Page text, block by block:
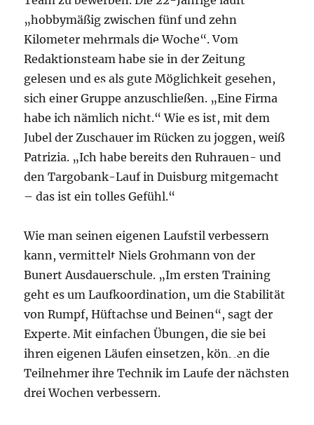
„hobbymäßig zwischen fünf und zehn
Kilometer mehrmals die Woche“. Vom
Redaktionsteam habe sie in der Zeitung
gelesen und es als gute Möglichkeit gesehen,
sich einer Gruppe anzuschließen. „Eine Firma
habe ich nämlich nicht.“ Wie es ist, mit dem
Jubel der Zuschauer im Rücken zu joggen, weiß
Patrizia. „Ich habe bereits den Ruhrauen- und
den Targobank-Lauf in Duisburg mitgemacht
– das ist ein tolles Gefühl.“
Wie man seinen eigenen Laufstil verbessern
kann, vermittelt Niels Grohmann von der
Bunert Ausdauerschule. „Im ersten Training
geht es um Laufkoordination, um die Stabilität
von Rumpf, Hüftachse und Beinen“, sagt der
Experte. Mit einfachen Übungen, die sie bei
ihren eigenen Läufen einsetzen, können die
Teilnehmer ihre Technik im Laufe der nächsten
drei Wochen verbessern.